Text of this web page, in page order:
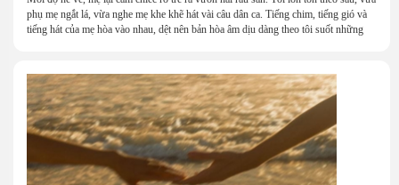
phụ mẹ ngắt lá, vừa nghe mẹ khe khẽ hát vài câu dân ca. Tiếng chim, tiếng gió và
tiếng hát của mẹ hòa vào nhau, dệt nên bản hòa âm dịu dàng theo tôi suốt những